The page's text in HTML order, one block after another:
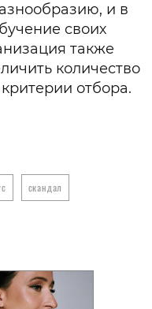
и в
своих
также
количество
отбора.
скандал